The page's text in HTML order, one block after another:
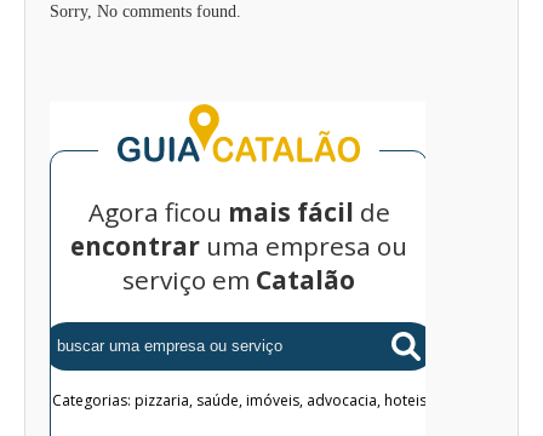
Sorry, No comments found.